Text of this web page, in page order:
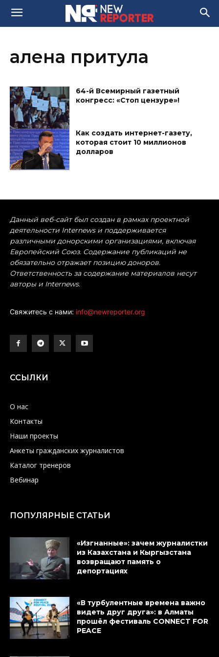
алена притула
64-й Всемирный газетный
конгресс: «Стоп цензуре»!
Как создать интернет-газету,
которая стоит 10 миллионов
долларов
Данный веб-сайт был создан в рамках проектной
деятельности Internews и поддерживается
различными донорскими организациями, включая
Европейский Союз. Содержание публикаций не
обязательно отражает позицию доноров.
Ответственность за содержание материалов несут
авторы и Internews.
Свяжитесь с нами: info@newreporter.org
ССЫЛКИ
О нас
Контакты
Наши проекты
Анкеты гражданских журналистов
Каталог тренеров
Вебинар
ПОПУЛЯРНЫЕ СТАТЬИ
«Изгнанные»: зачем журналистки
из Казахстана и Кыргызстана
возвращают память о
депортациях
«В турбулентные времена важно
видеть друг друга»: в Алматы
прошёл фестиваль CONNECT FOR
PEACE